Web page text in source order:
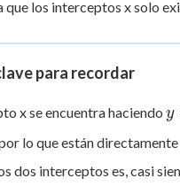
que los interceptos x solo
para recordar
x se encuentra haciendo y
0
y
lo que están
dos interceptos es, casi